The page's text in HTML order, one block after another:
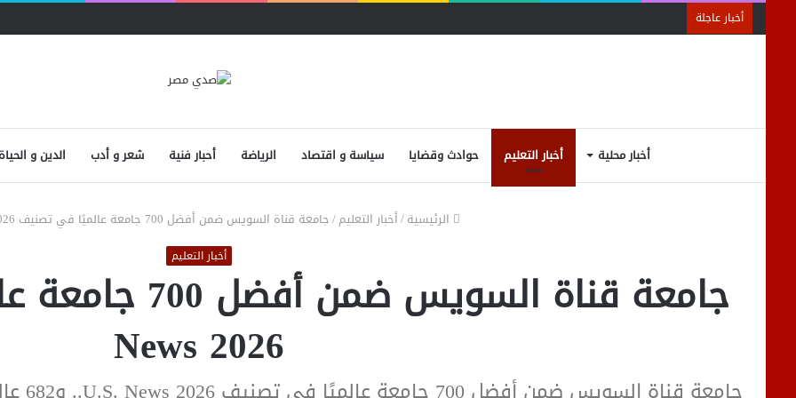
أخبار عاجلة
أخبار محلية أخبار التعليم حوادث وقضايا سياسة و اقتصاد الرياضة أحبار فنية شعر و أدب الدين و الحياة
الرئيسية/أخبار التعليم/جامعة قناة السويس ضمن أفضل 700 جامعة عالميًا في تصنيف U.S. News 2026
أخبار التعليم
News 2026